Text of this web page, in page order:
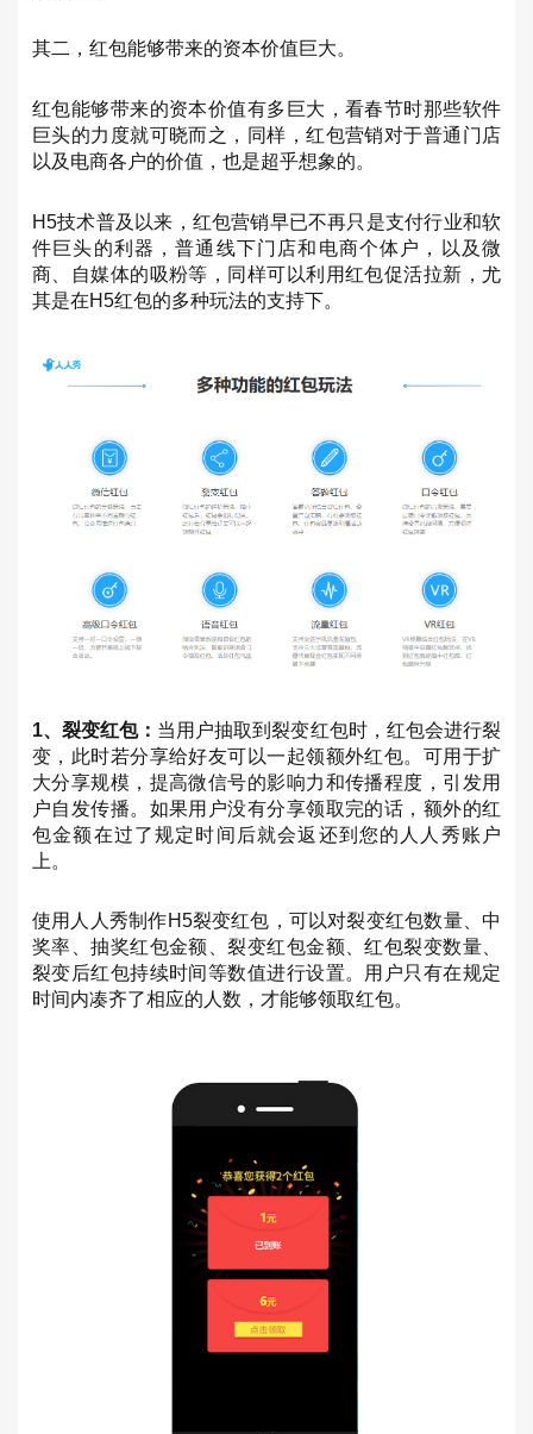
其二，红包能够带来的资本价值巨大。
红包能够带来的资本价值有多巨大，看春节时那些软件
巨头的力度就可晓而之，同样，红包营销对于普通门店
以及电商各户的价值，也是超乎想象的。
H5技术普及以来，红包营销早已不再只是支付行业和软
件巨头的利器，普通线下门店和电商个体户，以及微
商、自媒体的吸粉等，同样可以利用红包促活拉新，尤
其是在H5红包的多种玩法的支持下。
1、裂变红包： 当用户抽取到裂变红包时，红包会进行裂
变，此时若分享给好友可以一起领额外红包。可用于扩
大分享规模，提高微信号的影响力和传播程度，引发用
户自发传播。如果用户没有分享领取完的话，额外的红
包金额在过了规定时间后就会返还到您的人人秀账户
上。
使用人人秀制作H5裂变红包，可以对裂变红包数量、中
奖率、抽奖红包金额、裂变红包金额、红包裂变数量、
裂变后红包持续时间等数值进行设置。用户只有在规定
时间内凑齐了相应的人数，才能够领取红包。